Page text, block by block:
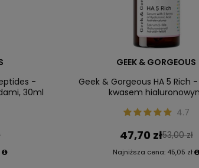
-
30ml
GEEK & GORGEOUS
Geek & Gorgeous HA 5 Rich
kwasem
4.7
47,70 zł53,00 zł
Najniższa cena: 45,05 zł